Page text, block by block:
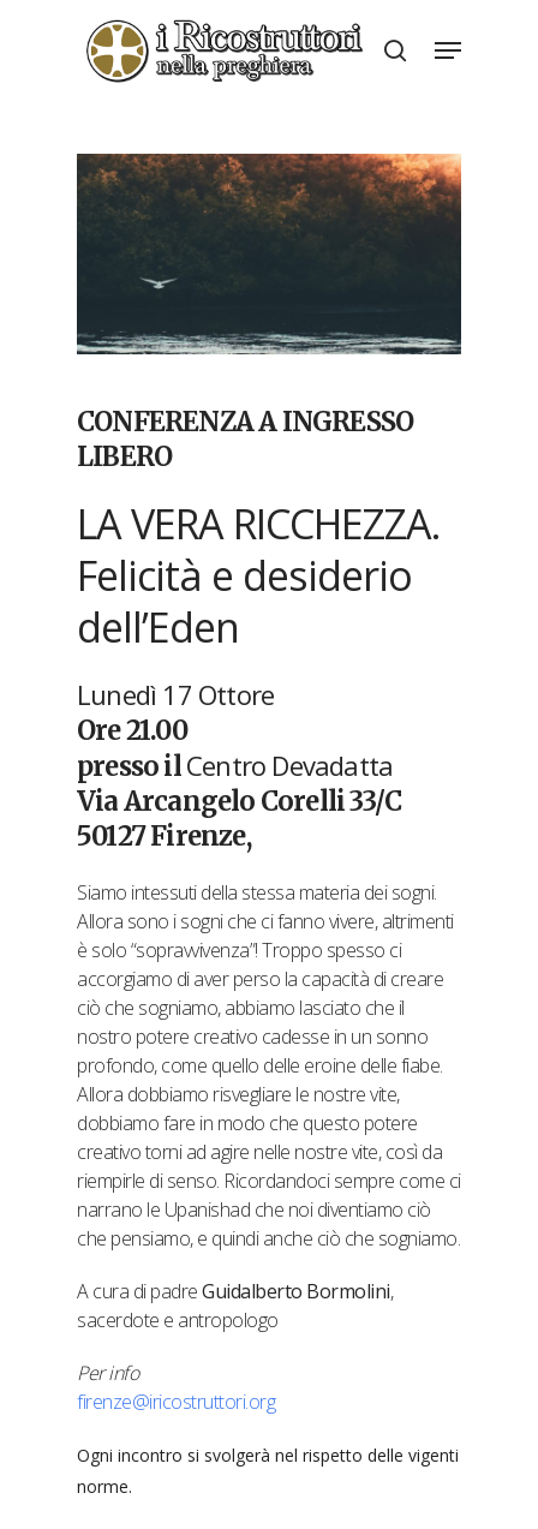
search
Menu
CONFERENZA A INGRESSO
LIBERO
LA VERA RICCHEZZA.
Felicità e desiderio
dell’Eden
Lunedì 17 Ottore
Ore 21.00
presso ilCentro Devadatta
Via Arcangelo Corelli 33/C
50127 Firenze,
Siamo intessuti della stessa materia dei sogni.
Allora sono i sogni che ci fanno vivere, altrimenti
è solo “sopravvivenza”! Troppo spesso ci
accorgiamo di aver perso la capacità di creare
ciò che sogniamo, abbiamo lasciato che il
nostro potere creativo cadesse in un sonno
profondo, come quello delle eroine delle fiabe.
Allora dobbiamo risvegliare le nostre vite,
dobbiamo fare in modo che questo potere
creativo torni ad agire nelle nostre vite, così da
riempirle di senso. Ricordandoci sempre come ci
narrano le Upanishad che noi diventiamo ciò
che pensiamo, e quindi anche ciò che sogniamo.
A cura di padreGuidalberto Bormolini,
sacerdote e antropologo
Per info
firenze@iricostruttori.org
Ogni incontro si svolgerà nel rispetto delle vigenti
norme.